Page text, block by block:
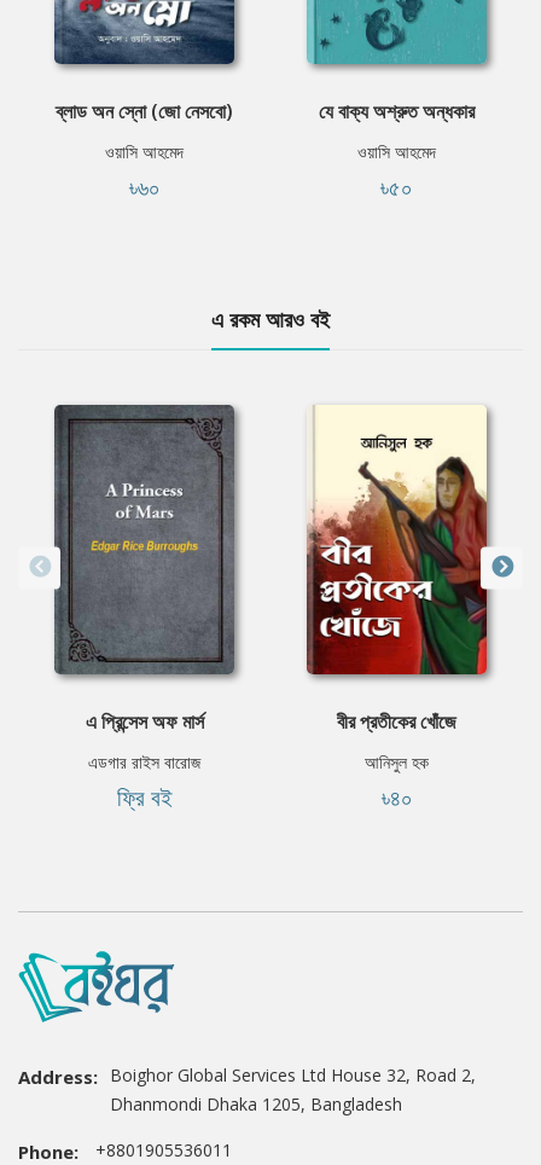
ব্লাড অন স্নো (জো নেসবো)
ওয়াসি আহমেদ
৳৬০
যে বাক্য অশ্রুত অন্ধকার
ওয়াসি আহমেদ
৳৫০
এ রকম আরও বই
এ প্রিন্সেস অফ মার্স
এডগার রাইস বারোজ
ফ্রি বই
বীর প্রতীকের খোঁজে
আনিসুল হক
৳৪০
Address: Boighor Global Services Ltd House 32, Road 2,
Dhanmondi Dhaka 1205, Bangladesh
Phone: +8801905536011